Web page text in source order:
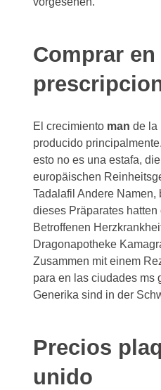
Comprar
El crecimiento man de la
producido
esto no es una estafa,
europäischen
Tadalafil Andere Namen,
dieses Präparates
Betroffenen
Dragonapotheke
Zusammen mit einem
para en las ciudades ms
Generika sind in der
Precios
unido